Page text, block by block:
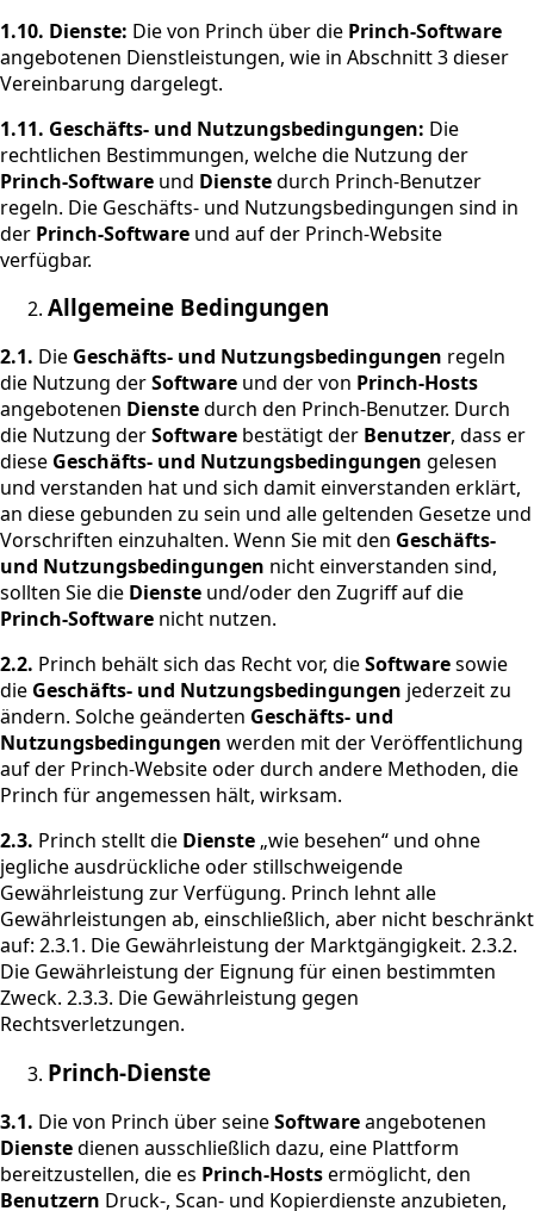
1.10. Dienste: Die von Princh über die Princh-Software
angebotenen Dienstleistungen, wie in Abschnitt 3 dieser
Vereinbarung dargelegt.
1.11. Geschäfts- und Nutzungsbedingungen: Die
rechtlichen Bestimmungen, welche die Nutzung der
Princh-Software und Dienstedurch Princh-Benutzer
regeln. Die Geschäfts- und Nutzungsbedingungen sind in
der Princh-Software und auf der Princh-Website
verfügbar.
Allgemeine Bedingungen
2.1. Die Geschäfts- und Nutzungsbedingungen regeln
die Nutzung derSoftware und der von Princh-Hosts
angebotenen Dienstedurch den Princh-Benutzer. Durch
die Nutzung derSoftware bestätigt der Benutzer, dass er
diese Geschäfts- und Nutzungsbedingungen gelesen
und verstanden hat und sich damit einverstanden erklärt,
an diese gebunden zu sein und alle geltenden Gesetze und
Vorschriften einzuhalten. Wenn Sie mit den Geschäfts-
und Nutzungsbedingungen nicht einverstanden sind,
sollten Sie die Dienste und/oder den Zugriff auf die
Princh-Software nicht nutzen.
2.2. Princh behält sich das Recht vor, dieSoftwaresowie
die Geschäfts- und Nutzungsbedingungen jederzeit zu
ändern. Solche geänderten Geschäfts- und
Nutzungsbedingungen werden mit der Veröffentlichung
auf der Princh-Website oder durch andere Methoden, die
Princh für angemessen hält, wirksam.
2.3. Princh stellt die Dienste „wie besehen“ und ohne
jegliche ausdrückliche oder stillschweigende
Gewährleistung zur Verfügung. Princh lehnt alle
Gewährleistungen ab, einschließlich, aber nicht beschränkt
auf: 2.3.1. Die Gewährleistung der Marktgängigkeit. 2.3.2.
Die Gewährleistung der Eignung für einen bestimmten
Zweck. 2.3.3. Die Gewährleistung gegen
Rechtsverletzungen.
Princh-Dienste
3.1. Die von Princh über seineSoftwareangebotenen
Dienstedienen ausschließlich dazu, eine Plattform
bereitzustellen, die es Princh-Hostsermöglicht, den
Benutzern Druck-, Scan- und Kopierdienste anzubieten,